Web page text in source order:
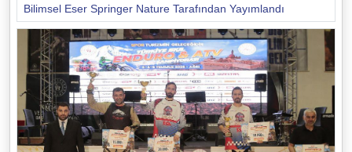
Bilimsel Eser Springer Nature Tarafından Yayımlandı